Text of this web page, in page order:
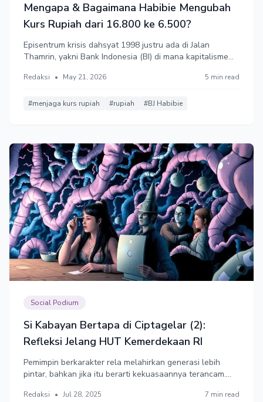
Mengapa & Bagaimana Habibie Mengubah
Kurs Rupiah dari 16.800 ke 6.500?
Episentrum krisis dahsyat 1998 justru ada di Jalan
Thamrin, yakni Bank Indonesia (BI) di mana kapitalisme
ini menjadi alat oligarkis untuk mengambil rente ekonomi.
Redaksi • May 21, 2026 5 min read
#menjaga kurs rupiah #rupiah #BJ Habibie
Social Podium
Si Kabayan Bertapa di Ciptagelar (2):
Refleksi Jelang HUT Kemerdekaan RI
Pemimpin berkarakter rela melahirkan generasi lebih
pintar, bahkan jika itu berarti kekuasaannya terancam.
sistem bodoh agar mereka tetap terlihat pintar. Tapi
Redaksi • Jul 28, 2025 7 min read